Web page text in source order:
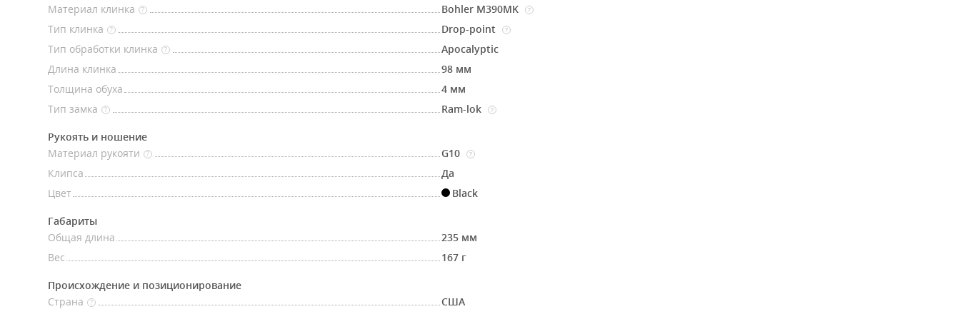
Материал клинка
? Bohler M390MK ?
Тип клинка ? Drop-point ?
Тип обработки клинка ?
Apocalyptic
Длина клинка
98 мм
Толщина обуха
4 мм
Тип замка
? Ram-lok ?
Рукоять и ношение
Материал рукояти
? G10 ?
Клипса
Да
Цвет
Black
Габариты
Общая длина
235 мм
Вес
167 г
Происхождение и позиционирование
Страна
?
США